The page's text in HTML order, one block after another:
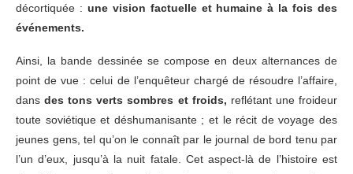
décortiquée : une vision factuelle et humaine à la fois des
événements.
Ainsi, la bande dessinée se compose en deux alternances de
point de vue : celui de l’enquêteur chargé de résoudre l’affaire,
dansdes tons verts sombres et froids, reflétant une froideur
toute soviétique et déshumanisante ; et le récit de voyage des
jeunes gens, tel qu’on le connaît par le journal de bord tenu par
l’un d’eux, jusqu’à la nuit fatale. Cet aspect-là de l’histoire est